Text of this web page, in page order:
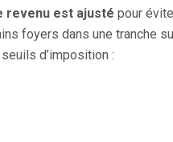
revenu est ajusté pour
foyers dans une tranche
d’imposition :